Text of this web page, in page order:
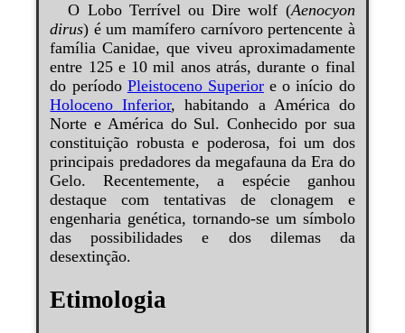
O Lobo Terrível ou Dire wolf (Aenocyon
dirus) é um mamífero carnívoro pertencente à
família Canidae, que viveu aproximadamente
entre 125 e 10 mil anos atrás, durante o final
do período Pleistoceno Superiore o início do
Holoceno Inferior, habitando a América do
Norte e América do Sul. Conhecido por sua
constituição robusta e poderosa, foi um dos
principais predadores da megafauna da Era do
Gelo. Recentemente, a espécie ganhou
destaque com tentativas de clonagem e
engenharia genética, tornando-se um símbolo
das possibilidades e dos dilemas da
desextinção.
Etimologia